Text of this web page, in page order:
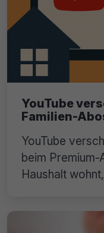
YouTube
Familien-
YouTube
beim Premium-
Haushalt